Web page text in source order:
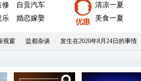
修
自贡汽车
乐
婚恋嫁娶
清凉一夏
美食一夏
视窗 盐都杂谈 发生在2020年8月24日的事情